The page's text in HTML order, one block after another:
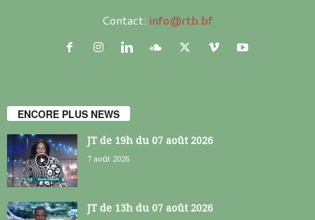
Contact: info@rtb.bf
ENCORE PLUS NEWS
JT de 19h du 07 août 2026
7 août 2026
JT de 13h du 07 août 2026